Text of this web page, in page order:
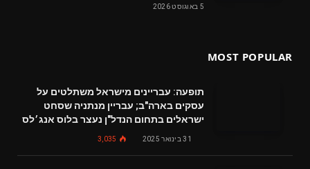
5 באוגוסט 2026
MOST POPULAR
תופעה: עבריינים מישראל משתלטים על
עסקים בארה"ב; עבריין מנתניה שסחט
ישראלים בתחום הנדל"ן נעצר בלוס אנג׳לס
31 בינואר 2025 3,035